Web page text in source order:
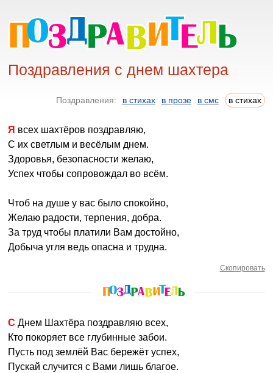
Поздравления с днем шахтера
Поздравления: в стихах в прозе в смс в стихах
Я всех шахтёров поздравляю,
С их светлым и весёлым днем.
Здоровья, безопасности желаю,
Успех чтобы сопровождал во всём.
Чтоб на душе у вас было спокойно,
Желаю радости, терпения, добра.
За труд чтобы платили Вам достойно,
Добыча угля ведь опасна и трудна.
Скопировать
С Днем Шахтёра поздравляю всех,
Кто покоряет все глубинные забои.
Пусть под землёй Вас бережёт успех,
Пускай случится с Вами лишь благое.